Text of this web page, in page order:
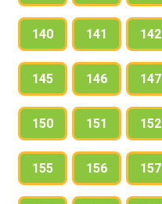
140 141 142
145 146 147
150 151 152
155 156 157